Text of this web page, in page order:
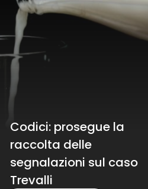
Codici: prosegue la
raccolta delle
segnalazioni sul caso
Trevalli